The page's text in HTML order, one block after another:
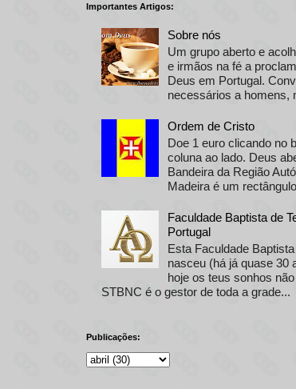
Importantes Artigos:
Sobre nós
Um grupo aberto e
e irmãos na fé a
Deus em Portugal.
necessários a homens,
Ordem de Cristo
Doe 1 euro clicando no
coluna ao lado. Deus
Bandeira da Região
Madeira é um
Faculdade Baptista de
Portugal
Esta Faculdade
nasceu (há já quase 30
hoje os teus sonhos
STBNC é o gestor de toda a grade...
Publicações: